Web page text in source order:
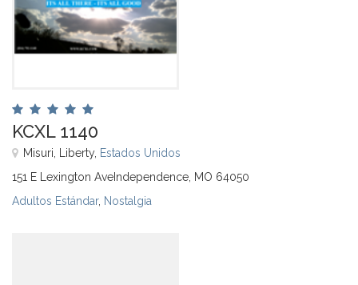
KCXL 1140
Misuri, Liberty, Estados Unidos
151 E Lexington AveIndependence, MO 64050
Adultos Estándar, Nostalgia